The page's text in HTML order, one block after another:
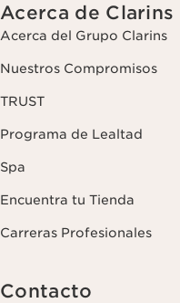
Acerca de Clarins
Acerca del Grupo Clarins
Nuestros Compromisos
TRUST
Programa de Lealtad
Spa
Encuentra tu Tienda
Carreras Profesionales
Contacto